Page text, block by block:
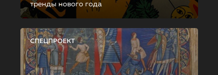
тренды нового года
СПЕЦПРОЕКТ